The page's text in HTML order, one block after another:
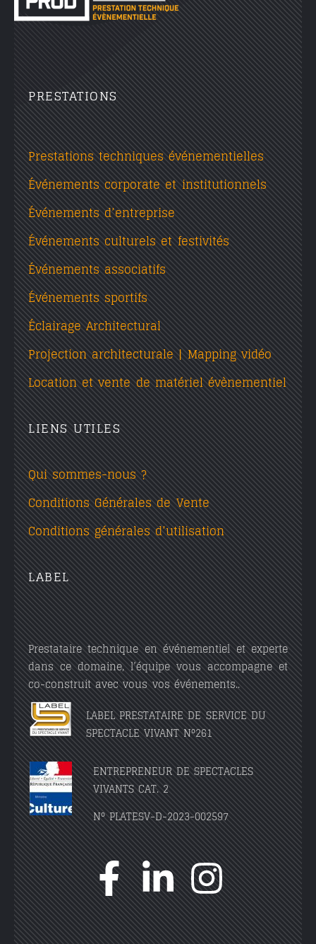
PRESTATIONS
Prestations techniques événementielles
Événements corporate et institutionnels
Événements d’entreprise
Événements culturels et festivités
Événements associatifs
Événements sportifs
Éclairage Architectural
Projection architecturale | Mapping vidéo
Location et vente de matériel évènementiel
LIENS UTILES
Qui sommes-nous ?
Conditions Générales de Vente
Conditions générales d’utilisation
LABEL
Prestataire technique en événementiel et experte
dans ce domaine, l’équipe vous accompagne et
co-construit avec vous vos événements..
LABEL PRESTATAIRE DE SERVICE DU
SPECTACLE VIVANT N°261
ENTREPRENEUR DE SPECTACLES
VIVANTS CAT. 2
N° PLATESV-D-2023-002597